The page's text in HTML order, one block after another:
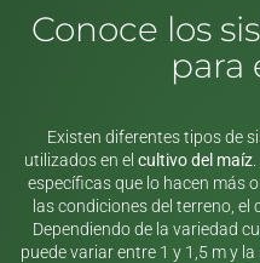
Conoce los
para
Existen diferentes tipos de
utilizados en el cultivo del maíz
específicas que lo hacen más
las condiciones del terreno, el
Dependiendo de la variedad
puede variar entre 1 y 1,5 m y